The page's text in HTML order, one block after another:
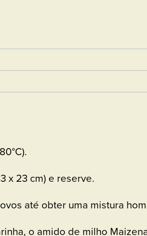
x 23 cm) e reserve.
até obter uma mistura
o amido de milho